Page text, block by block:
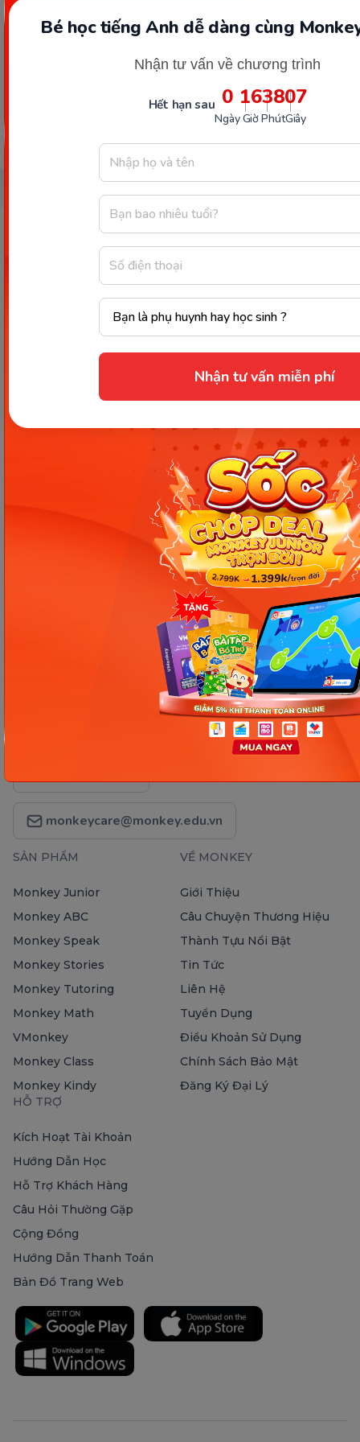
Bé học tiếng Anh dễ dàng cùng
Nhận tư vấn về chương trình
Hết hạn sau 0
Ngày
16
Giờ
38
Phút
06
Giây
Nhận tư vấn miễn phí
Công ty Cổ phần Early Start
1900 63 60 52
Giấy phép ĐKKD số 0106651756 do Sở Kế hoạch và Đầu tư TP Hà Nội cấp
Trụ sở chính: Tầng 3, tòa nhà G4 và G5, dự án Five Star Garden, số 2 Kim
Giang, phường Khương Đình, TP. Hà Nội
Người đại diện pháp luật: Ông Nguyễn Hoàng Anh - Giám đốc điều hành
monkeycare@monkey.edu.vn
SẢN PHẨM
Monkey Junior
Monkey ABC
Monkey Speak
Monkey Stories
Monkey Tutoring
Monkey Math
VMonkey
Monkey Class
Monkey Kindy
VỀ MONKEY
Giới Thiệu
Câu Chuyện Thương Hiệu
Thành Tựu Nổi Bật
Tin Tức
Liên Hệ
Tuyển Dụng
Điều Khoản Sử Dụng
Chính Sách Bảo Mật
Đăng Ký Đại Lý
HỖ TRỢ
Kích Hoạt Tài Khoản
Hướng Dẫn Học
Hỗ Trợ Khách Hàng
Câu Hỏi Thường Gặp
Cộng Đồng
Hướng Dẫn Thanh Toán
Bản Đồ Trang Web